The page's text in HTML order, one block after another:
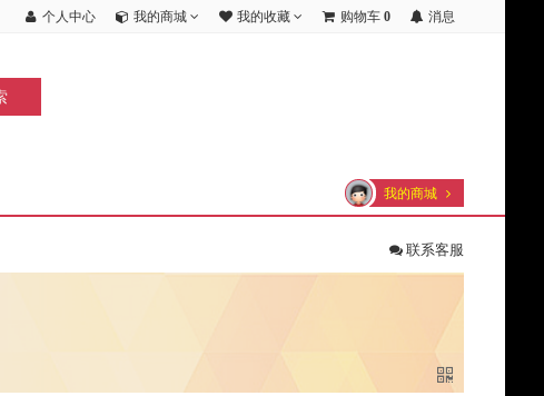
个人中心 我的商城 我的收藏 购物车 0 消息
我的商城
联系客服